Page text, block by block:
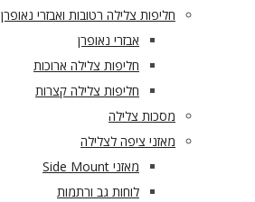
חליפות צלילה רטובות ואבזרי נאופרן
אבזרי נאופרן
חליפות צלילה ארוכות
חליפות צלילה קצרות
מסכות צלילה
מאזני ציפה לצלילה
מאזני Side Mount
לוחות גב ורתמות